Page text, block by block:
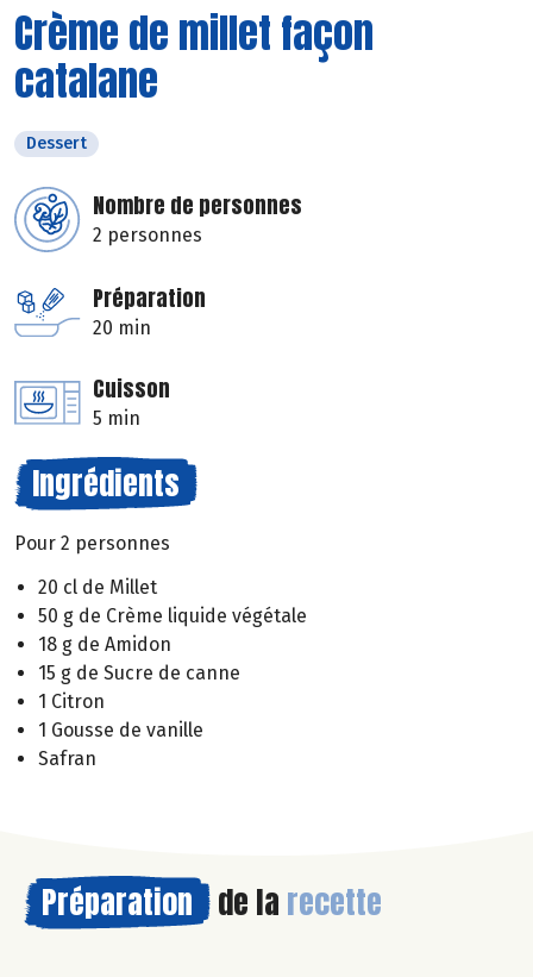
Crème de millet façon
catalane
Dessert
Nombre de personnes
2 personnes
Préparation
20 min
Cuisson
5 min
Ingrédients
Pour 2 personnes
20 cl de Millet
50 g de Crème liquide végétale
18 g de Amidon
15 g de Sucre de canne
1 Citron
1 Gousse de vanille
Safran
Préparation de la recette